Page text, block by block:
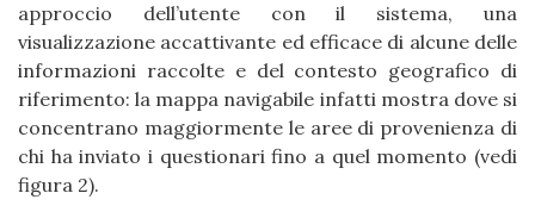
approccio dell’utente con il sistema, una
visualizzazione accattivante ed efficace di alcune delle
informazioni raccolte e del contesto geografico di
riferimento: la mappa navigabile infatti mostra dove si
concentrano maggiormente le aree di provenienza di
chi ha inviato i questionari fino a quel momento (vedi
figura 2).